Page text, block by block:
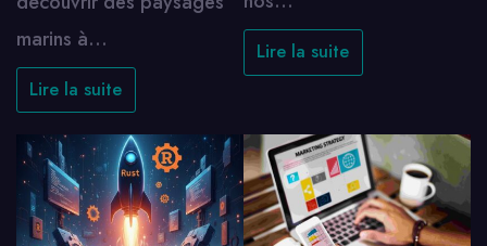
marins à…
Lire la suite
Lire la suite